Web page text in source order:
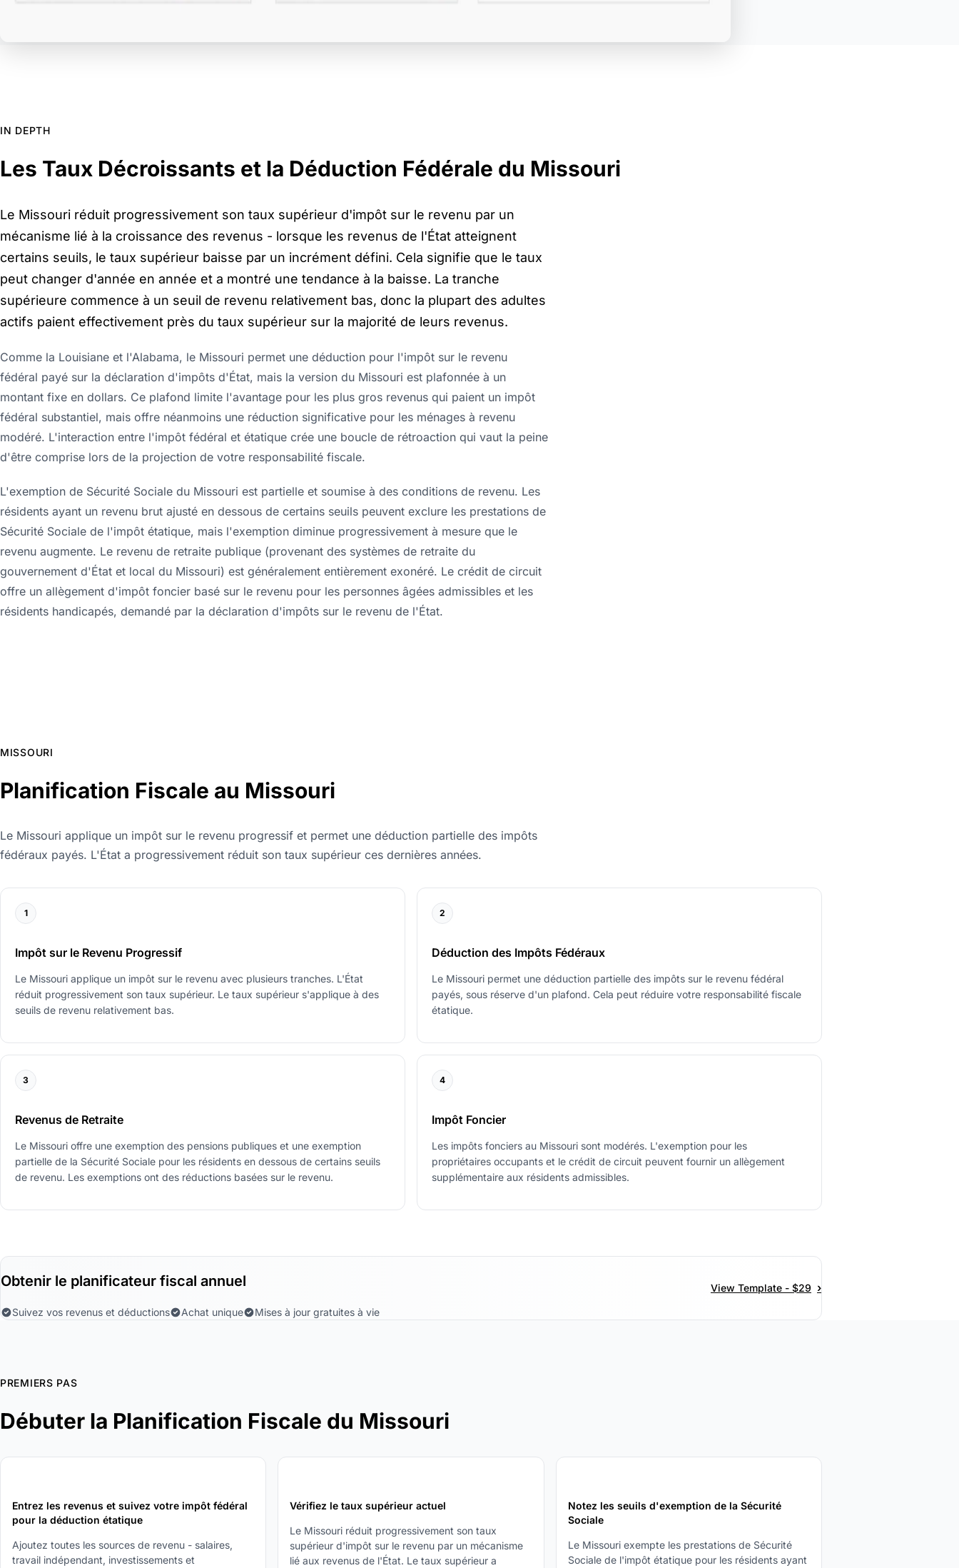
IN DEPTH
Les Taux Décroissants et la Déduction Fédérale du Missouri
Le Missouri réduit progressivement son taux supérieur d'impôt sur le revenu par un
mécanisme lié à la croissance des revenus - lorsque les revenus de l'État atteignent
certains seuils, le taux supérieur baisse par un incrément défini. Cela signifie que le taux
peut changer d'année en année et a montré une tendance à la baisse. La tranche
supérieure commence à un seuil de revenu relativement bas, donc la plupart des adultes
actifs paient effectivement près du taux supérieur sur la majorité de leurs revenus.
Comme la Louisiane et l'Alabama, le Missouri permet une déduction pour l'impôt sur le revenu
fédéral payé sur la déclaration d'impôts d'État, mais la version du Missouri est plafonnée à un
montant fixe en dollars. Ce plafond limite l'avantage pour les plus gros revenus qui paient un impôt
fédéral substantiel, mais offre néanmoins une réduction significative pour les ménages à revenu
modéré. L'interaction entre l'impôt fédéral et étatique crée une boucle de rétroaction qui vaut la peine
d'être comprise lors de la projection de votre responsabilité fiscale.
L'exemption de Sécurité Sociale du Missouri est partielle et soumise à des conditions de revenu. Les
résidents ayant un revenu brut ajusté en dessous de certains seuils peuvent exclure les prestations de
Sécurité Sociale de l'impôt étatique, mais l'exemption diminue progressivement à mesure que le
revenu augmente. Le revenu de retraite publique (provenant des systèmes de retraite du
gouvernement d'État et local du Missouri) est généralement entièrement exonéré. Le crédit de circuit
offre un allègement d'impôt foncier basé sur le revenu pour les personnes âgées admissibles et les
résidents handicapés, demandé par la déclaration d'impôts sur le revenu de l'État.
MISSOURI
Planification Fiscale au Missouri
Le Missouri applique un impôt sur le revenu progressif et permet une déduction partielle des impôts
fédéraux payés. L'État a progressivement réduit son taux supérieur ces dernières années.
1
Impôt sur le Revenu Progressif
Le Missouri applique un impôt sur le revenu avec plusieurs tranches. L'État
réduit progressivement son taux supérieur. Le taux supérieur s'applique à des
seuils de revenu relativement bas.
2
Déduction des Impôts Fédéraux
Le Missouri permet une déduction partielle des impôts sur le revenu fédéral
payés, sous réserve d'un plafond. Cela peut réduire votre responsabilité fiscale
étatique.
3
Revenus de Retraite
Le Missouri offre une exemption des pensions publiques et une exemption
partielle de la Sécurité Sociale pour les résidents en dessous de certains seuils
de revenu. Les exemptions ont des réductions basées sur le revenu.
4
Impôt Foncier
Les impôts fonciers au Missouri sont modérés. L'exemption pour les
propriétaires occupants et le crédit de circuit peuvent fournir un allègement
supplémentaire aux résidents admissibles.
Obtenir le planificateur fiscal annuel
Suivez vos revenus et déductions Achat unique Mises à jour gratuites à vie
View Template - $29 ›
PREMIERS PAS
Débuter la Planification Fiscale du Missouri
Entrez les revenus et suivez votre impôt fédéral
pour la déduction étatique
Ajoutez toutes les sources de revenu - salaires,
travail indépendant, investissements et
Vérifiez le taux supérieur actuel
Le Missouri réduit progressivement son taux
supérieur d'impôt sur le revenu par un mécanisme
lié aux revenus de l'État. Le taux supérieur a
Notez les seuils d'exemption de la Sécurité
Sociale
Le Missouri exempte les prestations de Sécurité
Sociale de l'impôt étatique pour les résidents ayant